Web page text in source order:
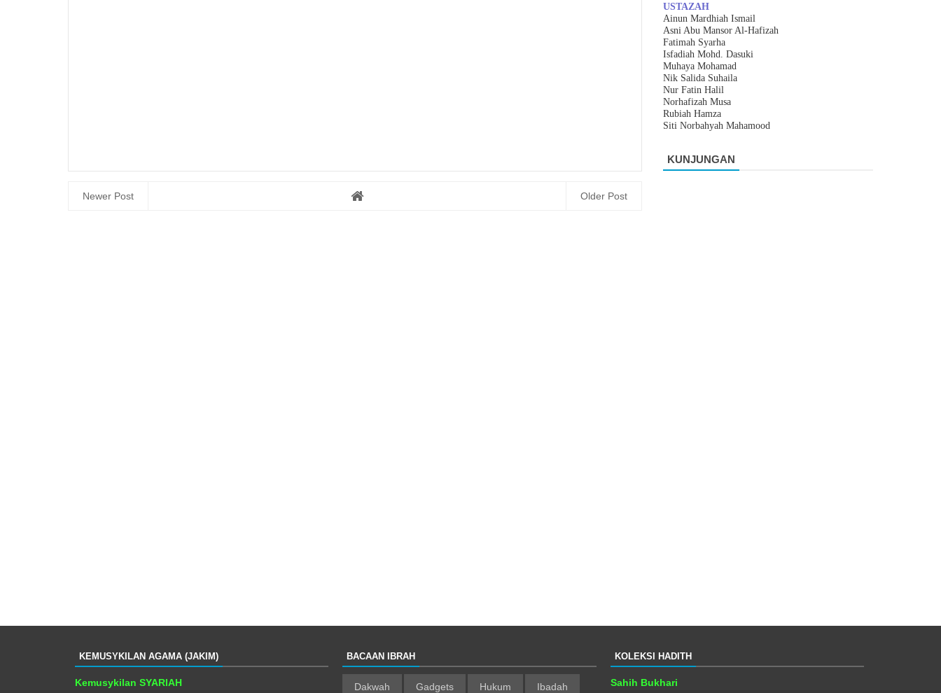
Newer Post Older Post
USTAZAH
Ainun Mardhiah Ismail
Asni Abu Mansor Al-Hafizah
Fatimah Syarha
Isfadiah Mohd. Dasuki
Muhaya Mohamad
Nik Salida Suhaila
Nur Fatin Halil
Norhafizah Musa
Rubiah Hamza
Siti Norbahyah Mahamood
KUNJUNGAN
KEMUSYKILAN AGAMA (JAKIM)
Kemusykilan SYARIAH
BACAAN IBRAH
Dakwah Gadgets Hukum Ibadah
KOLEKSI HADITH
Sahih Bukhari